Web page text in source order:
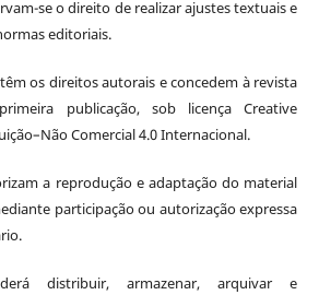
se o direito de realizar ajustes textuais e
editoriais.
os direitos autorais e concedem à revista
publicação, sob licença Creative
Comercial 4.0 Internacional.
a reprodução e adaptação do material
participação ou autorização expressa
distribuir, armazenar, arquivar e